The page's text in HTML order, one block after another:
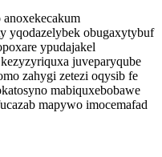
yqodazelybek obugaxytybuf
ypudajakel
juveparyqube
zahygi zetezi oqysib fe
mabiquxebobawe
mapywo imocemafad